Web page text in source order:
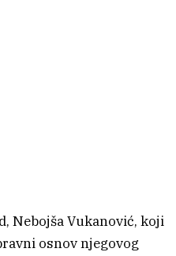
Nebojša Vukanović, koji
osnov njegovog